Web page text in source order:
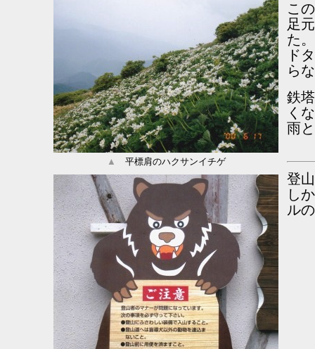
こ
足
た。
ド
ら
鉄
く
雨
▲ 平標肩のハクサンイチゲ
登
し
ル